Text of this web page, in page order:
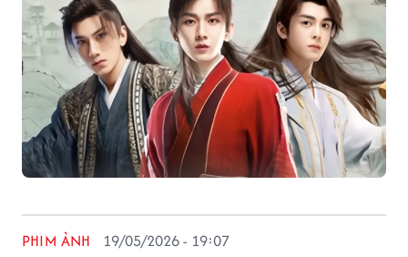
PHIM ẢNH 19/05/2026 - 19:07